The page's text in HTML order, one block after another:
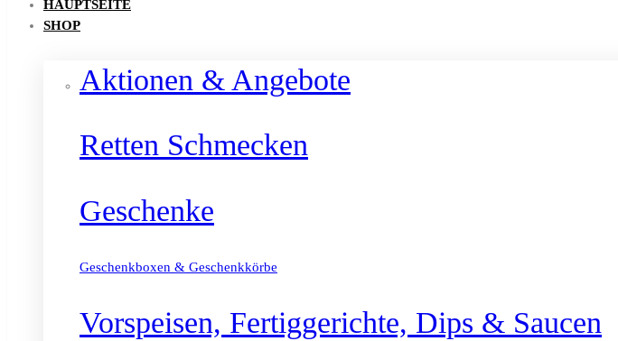
HAUPTSEITE
SHOP
Aktionen & Angebote
Retten Schmecken
Geschenke
Geschenkboxen & Geschenkkörbe
Vorspeisen, Fertiggerichte, Dips & Saucen